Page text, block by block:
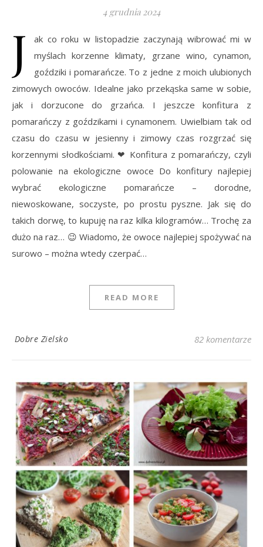
4 grudnia 2024
J
ak co roku w listopadzie zaczynają wibrować mi w
myślach korzenne klimaty, grzane wino, cynamon,
goździki i pomarańcze. To z jedne z moich ulubionych
zimowych owoców. Idealne jako przekąska same w sobie,
jak i dorzucone do grzańca. I jeszcze konfitura z
pomarańczy z goździkami i cynamonem. Uwielbiam tak od
czasu do czasu w jesienny i zimowy czas rozgrzać się
korzennymi słodkościami. ❤ Konfitura z pomarańczy, czyli
polowanie na ekologiczne owoce Do konfitury najlepiej
wybrać ekologiczne pomarańcze – dorodne,
niewoskowane, soczyste, po prostu pyszne. Jak się do
takich dorwę, to kupuję na raz kilka kilogramów… Trochę za
dużo na raz… 😉 Wiadomo, że owoce najlepiej spożywać na
surowo – można wtedy czerpać…
READ MORE
Dobre Zielsko 82 komentarze